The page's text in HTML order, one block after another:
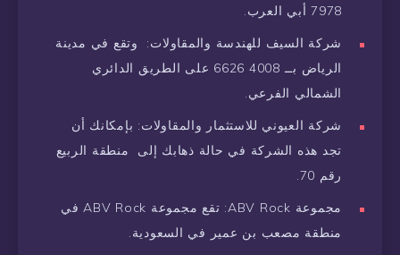
7978 أبي العرب.
شركة السيف للهندسة والمقاولات: وتقع في مدينة
الرياض بــ 4008 6626 على الطريق الدائري
الشمالي الفرعي.
شركة العيوني للاستثمار والمقاولات: بإمكانك أن
تجد هذه الشركة في حالة ذهابك إلى منطقة الربيع
رقم 70.
‏مجموعة ABV Rock: تقع مجموعة ABV Rock في
منطقة مصعب بن عمير في السعودية.